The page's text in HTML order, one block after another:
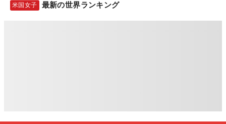
米国女子 最新の世界ランキング